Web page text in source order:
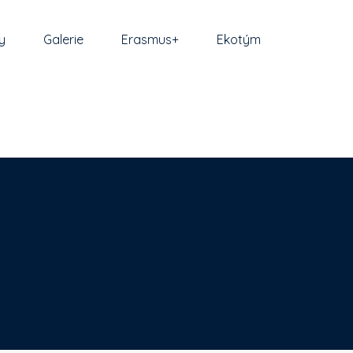
Galerie Erasmus+ Ekotým